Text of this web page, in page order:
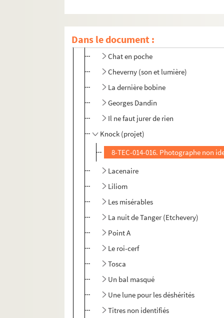
Dans le document :
D'amour et de théâtre
Bérénice
Chat en poche
Cheverny (son et lumière)
La dernière bobine
Georges Dandin
Il ne faut jurer de rien
Knock (projet)
8-TEC-014-016. Photographe non
Lacenaire
Liliom
Les misérables
La nuit de Tanger (Etchevery)
Point A
Le roi-cerf
Tosca
Un bal masqué
Une lune pour les déshérités
Titres non identifiés